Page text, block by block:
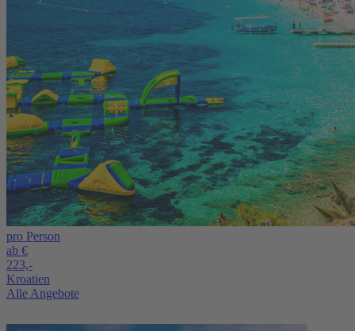
pro Person
ab €
223,-
Kroatien
Alle Angebote